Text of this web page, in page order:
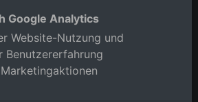
Deutschland
Google Analytics
Website-Nutzung und
Benutzererfahrung